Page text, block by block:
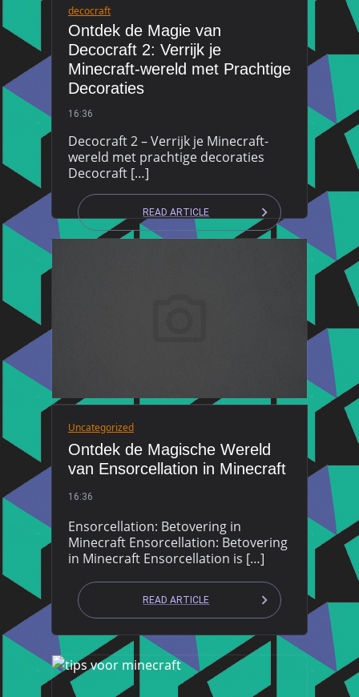
decocraft
Ontdek de Magie van
Decocraft 2: Verrijk je
Minecraft-wereld met Prachtige
Decoraties
16:36
Decocraft 2 – Verrijk je Minecraft-
wereld met prachtige decoraties
Decocraft […]
READ ARTICLE
Uncategorized
Ontdek de Magische Wereld
van Ensorcellation in Minecraft
16:36
Ensorcellation: Betovering in
Minecraft Ensorcellation: Betovering
in Minecraft Ensorcellation is […]
READ ARTICLE